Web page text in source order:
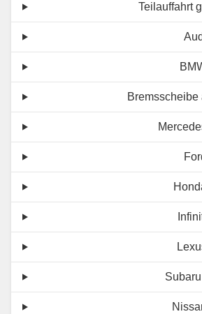
Teilauffahrt